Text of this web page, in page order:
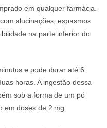
em qualquer farmácia.
alucinações, espasmos
na parte inferior do
e pode durar até 6
horas. A ingestão dessa
sob a forma de um pó
em doses de 2 mg.